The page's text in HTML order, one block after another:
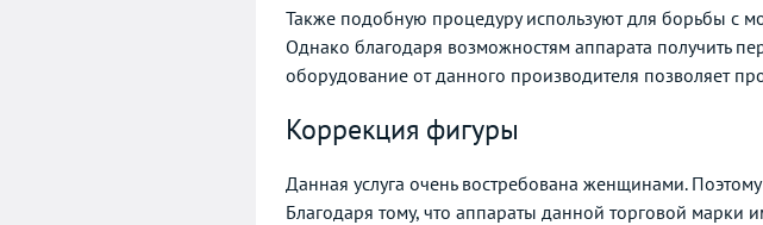
Также подобную процедуру используют для борьбы с
Однако благодаря возможностям аппарата получить
оборудование от данного производителя позволяет
Коррекция фигуры
Данная услуга очень востребована женщинами.
Благодаря тому, что аппараты данной торговой марки